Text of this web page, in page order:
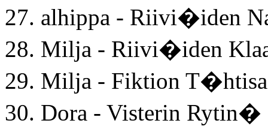
27. alhippa - Riivi�iden
28. Milja - Riivi�iden
29. Milja - Fiktion
30. Dora - Visterin Rytin�